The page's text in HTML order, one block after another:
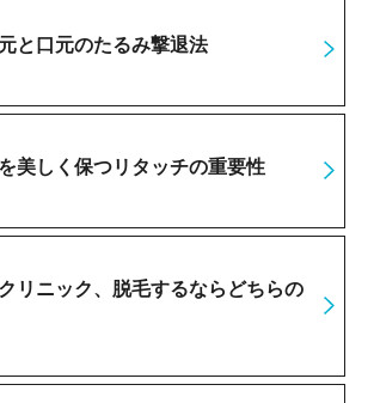
と口元のたるみ撃退法
美しく保つリタッチの重要性
リニック、脱毛するならどちらの